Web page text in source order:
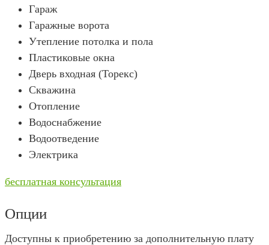
Гараж
Гаражные ворота
Утепление потолка и пола
Пластиковые окна
Дверь входная (Торекс)
Скважина
Отопление
Водоснабжение
Водоотведение
Электрика
бесплатная консультация
Опции
Доступны к приобретению за дополнительную плату